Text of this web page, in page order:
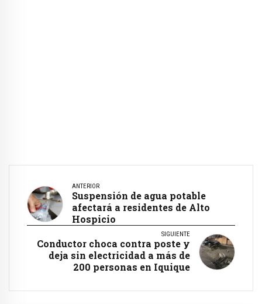
ANTERIOR
Suspensión de agua potable
afectará a residentes de Alto
Hospicio
SIGUIENTE
Conductor choca contra poste y
deja sin electricidad a más de
200 personas en Iquique